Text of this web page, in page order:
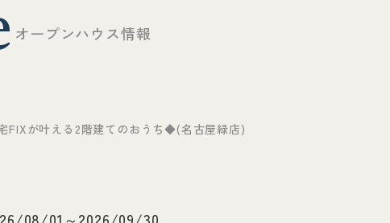
オープンハウ ス情報
FIXが叶える2階建てのおうち◆(名古屋緑店)